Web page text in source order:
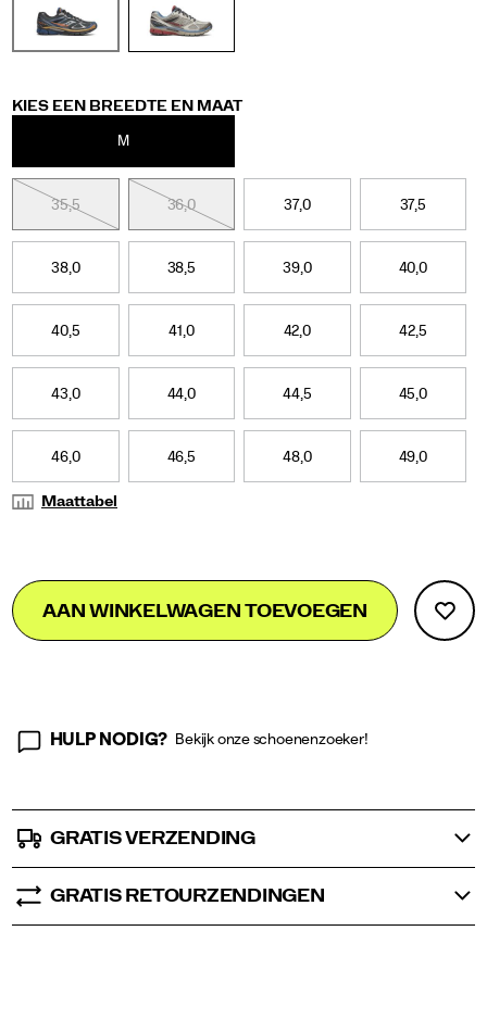
disrupt/60856U.html
Variations
KIES EEN BREEDTE EN MAAT
M
35,5 36,0 37,0 37,5
38,0 38,5 39,0 40,0
40,5 41,0 42,0 42,5
43,0 44,0 44,5 45,0
46,0 46,5 48,0 49,0
Maattabel
Product
Actions
Add
to
cart
false
AAN WINKELWAGEN TOEVOEGEN
HULP NODIG? Bekijk onze schoenenzoeker!
GRATIS VERZENDING
GRATIS RETOURZENDINGEN